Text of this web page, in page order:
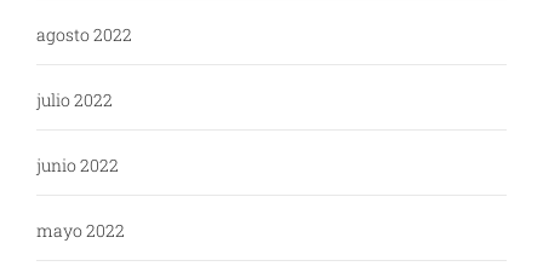
agosto 2022
julio 2022
junio 2022
mayo 2022